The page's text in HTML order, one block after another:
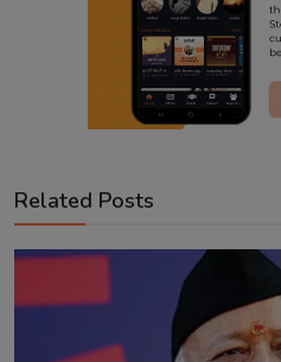
Related Posts